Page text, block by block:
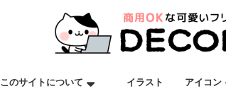
このサイトについて イラスト アイコン